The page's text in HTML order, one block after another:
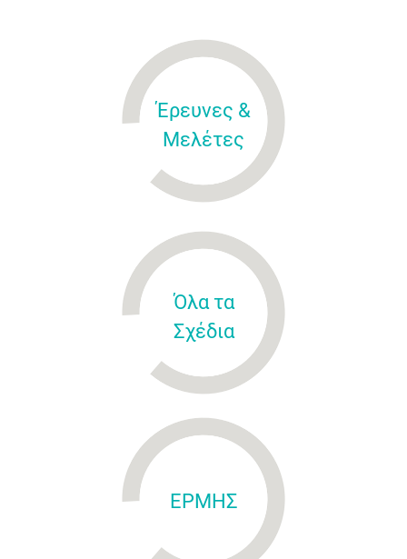
Έρευνες &
Μελέτες
Όλα τα
Σχέδια
ΕΡΜΗΣ